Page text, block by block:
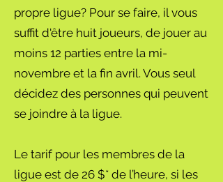
propre ligue? Pour se faire, il vous
suffit d'être huit joueurs, de jouer au
moins 12 parties entre la mi-
novembre et la fin avril. Vous seul
décidez des personnes qui peuvent
se joindre à la ligue.
Le tarif pour les membres de la
ligue est de 26 $* de l’heure, si les